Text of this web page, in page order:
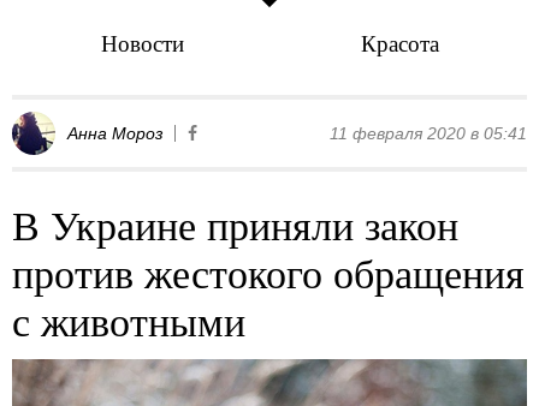
Новости Красота
Анна Мороз 11 февраля 2020 в 05:41
В Украине приняли закон
против жестокого обращения
с животными